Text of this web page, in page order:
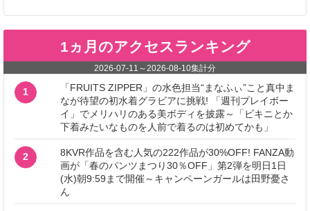
1ヵ月のアクセスランキング
2026-07-11 ～2026-08-10集計分
1
「FRUITS ZIPPER」の水色担当“まなふぃ”こと真中ま
なが待望の初水着グラビアに挑戦! 「週刊プレイボー
イ」でメリハリのある美ボディを披露～「ビキニとか
下着みたいなものを人前で着るのは初めてかも」
2
8KVR作品を含む人気の222作品が30%OFF! FANZA動
画が「春のパンツまつり30％OFF」第2弾を明日1日
(水)朝9:59まで開催～キャンペーンガールは田野憂さ
ん